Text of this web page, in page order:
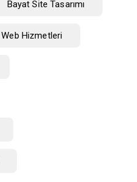
Bayat Site Tasarımı
Hizmetleri